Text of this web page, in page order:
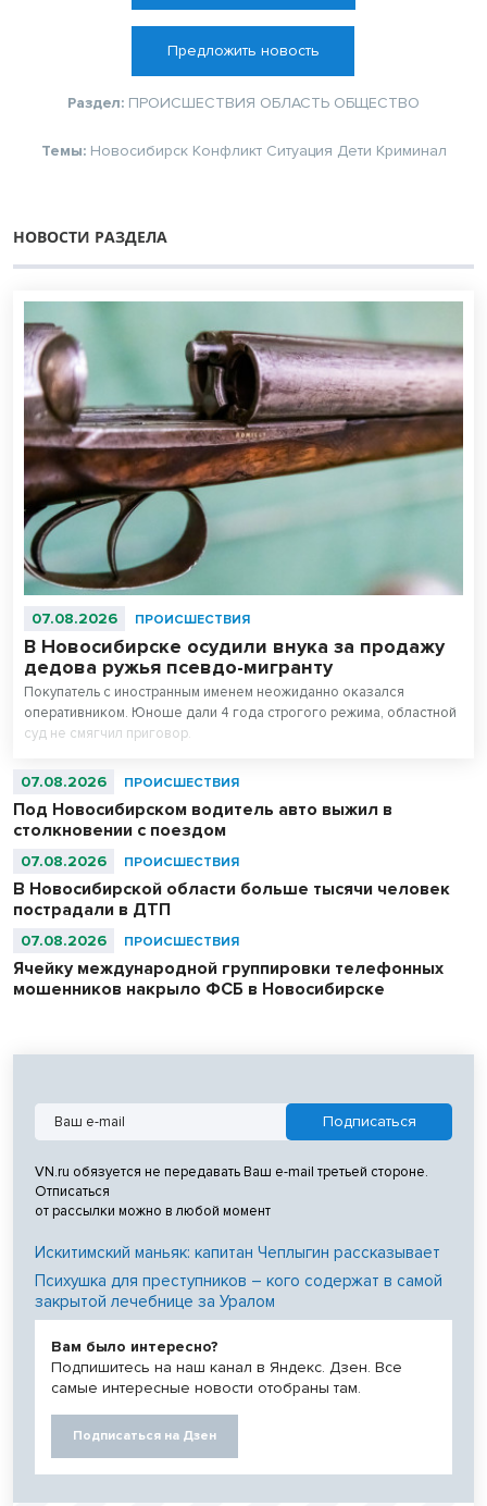
Предложить новость
Раздел: ПРОИСШЕСТВИЯ ОБЛАСТЬ ОБЩЕСТВО
Темы: Новосибирск Конфликт Ситуация Дети Криминал
НОВОСТИ РАЗДЕЛА
07.08.2026 ПРОИСШЕСТВИЯ
В Новосибирске осудили внука за продажу
дедова ружья псевдо-мигранту
Покупатель с иностранным именем неожиданно оказался
оперативником. Юноше дали 4 года строгого режима, областной
суд не смягчил приговор.
07.08.2026 ПРОИСШЕСТВИЯ
Под Новосибирском водитель авто выжил в
столкновении с поездом
07.08.2026 ПРОИСШЕСТВИЯ
В Новосибирской области больше тысячи человек
пострадали в ДТП
07.08.2026 ПРОИСШЕСТВИЯ
Ячейку международной группировки телефонных
мошенников накрыло ФСБ в Новосибирске
VN.ru обязуется не передавать Ваш e-mail третьей стороне.
Отписаться
от рассылки можно в любой момент
Искитимский маньяк: капитан Чеплыгин рассказывает
Психушка для преступников – кого содержат в самой
закрытой лечебнице за Уралом
Вам было интересно?
Подпишитесь на наш канал в Яндекс. Дзен. Все
самые интересные новости отобраны там.
Подписаться на Дзен